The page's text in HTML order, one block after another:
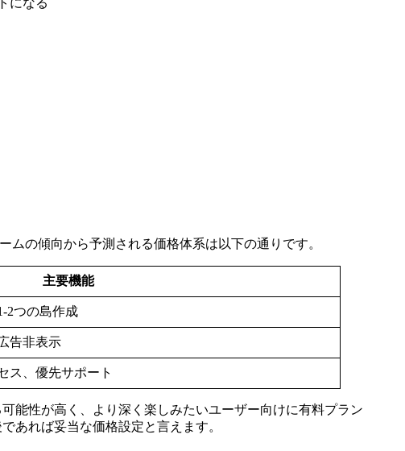
になる
の傾向から予測される価格体系は以下の通りです。
主要機能
2つの島作成
告非表示
ス、優先サポート
能性が高く、より深く楽しみたいユーザー向けに有料プラン
あれば妥当な価格設定と言えます。